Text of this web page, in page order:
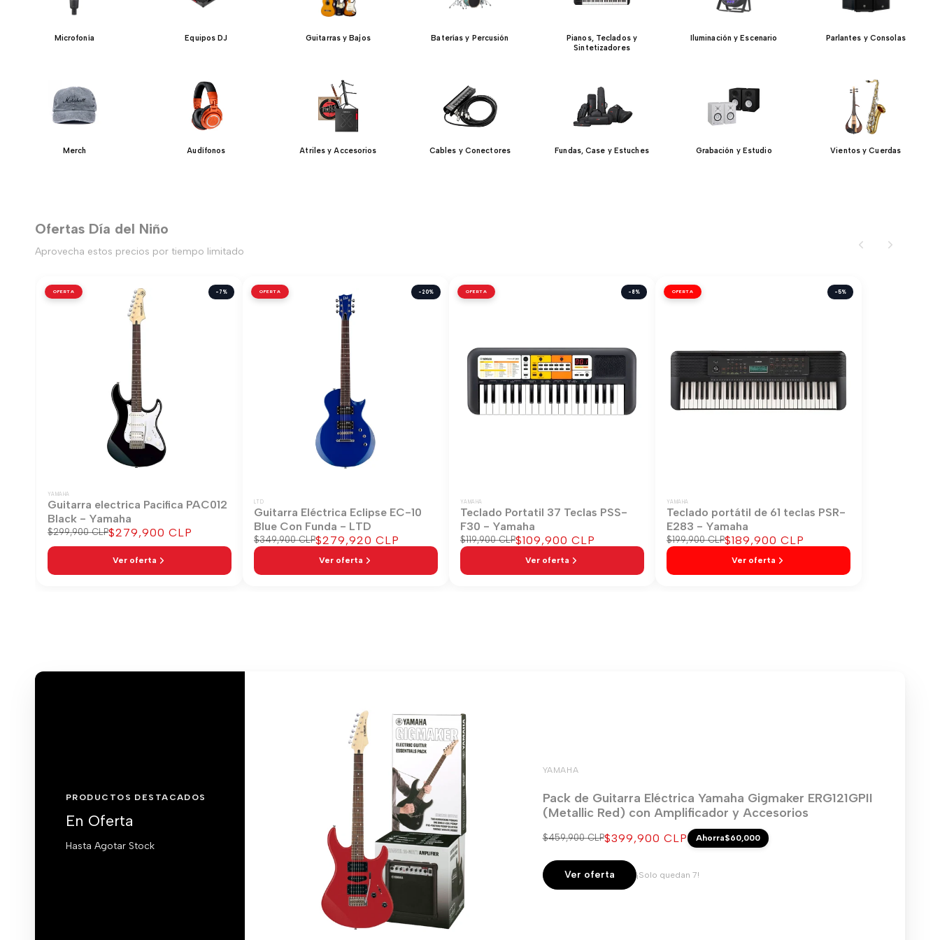
Microfonía Equipos DJ Guitarras y Bajos Baterías y Percusión
Pianos, Teclados y
Sintetizadores
Iluminación y Escenario Parlantes y Consolas
Merch Audífonos Atriles y Accesorios Cables y Conectores Fundas, Case y Estuches Grabación y Estudio Vientos y Cuerdas
Ofertas Día del Niño
Aprovecha estos precios por tiempo limitado
OFERTA -7%
YAMAHA
Guitarra electrica Pacifica PAC012
Black - Yamaha
Precio
$299,900 CLPPrecio
de
venta
$279,900 CLP
Ver oferta
OFERTA -20%
LTD
Guitarra Eléctrica Eclipse EC-10
Blue Con Funda - LTD
Precio
regular
$349,900 CLPPrecio
venta
$279,920 CLP
Ver oferta
OFERTA -8%
YAMAHA
Teclado Portatil 37 Teclas PSS-
F30 - Yamaha
Precio
regular
$119,900 CLPPrecio
venta
$109,900 CLP
Ver oferta
OFERTA -5%
YAMAHA
Teclado portátil de 61 teclas PSR-
E283 - Yamaha
Precio
regular
$199,900 CLPPrecio
venta
$189,900 CLP
Ver oferta
PRODUCTOS DESTACADOS
En Oferta
Hasta Agotar Stock
YAMAHA
Pack de Guitarra Eléctrica Yamaha Gigmaker ERG121GPII
(Metallic Red) con Amplificador y Accesorios
Precio
$459,900 CLPPrecio
venta
$399,900 CLP Ahorra$60,000
Ver oferta ¡Solo quedan 7!